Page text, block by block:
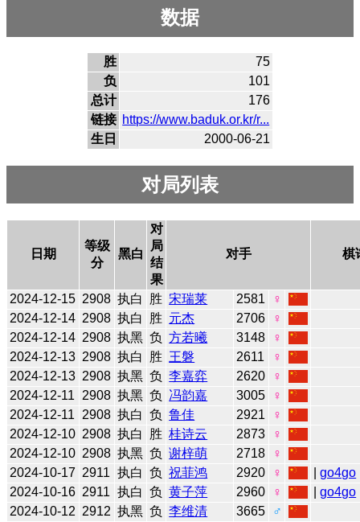
数据
胜
75
负
101
总计
176
链接 https://www.baduk.or.kr/r...
生日
2000-06-21
对局列表
日期
等级
分
黑白
对
局
结
果
对手 棋
2024-12-15 2908 执白 胜 宋瑞莱 2581
♀
2024-12-14 2908 执白 胜 元杰 2706
♀
2024-12-14 2908 执黑 负 方若曦 3148
♀
2024-12-13 2908 执白 胜 王磐 2611
♀
2024-12-13 2908 执黑 负 李嘉弈 2620
♀
2024-12-11
2908 执黑 负 冯韵嘉 3005
♀
2024-12-11
2908 执白 负 鲁佳 2921
♀
2024-12-10 2908 执白 胜 桂诗云 2873
♀
2024-12-10 2908 执黑 负 谢梓萌 2718
♀
2024-10-17 2911 执白 负 祝菲鸿 2920 ♀ |go4go
2024-10-16 2911 执白 负 黄子萍 2960 ♀ |go4go
2024-10-12 2912 执黑 负 李维清 3665
♂